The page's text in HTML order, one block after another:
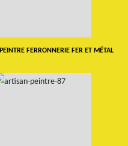
PEINTRE FERRONNERIE FER ET MÉTAL